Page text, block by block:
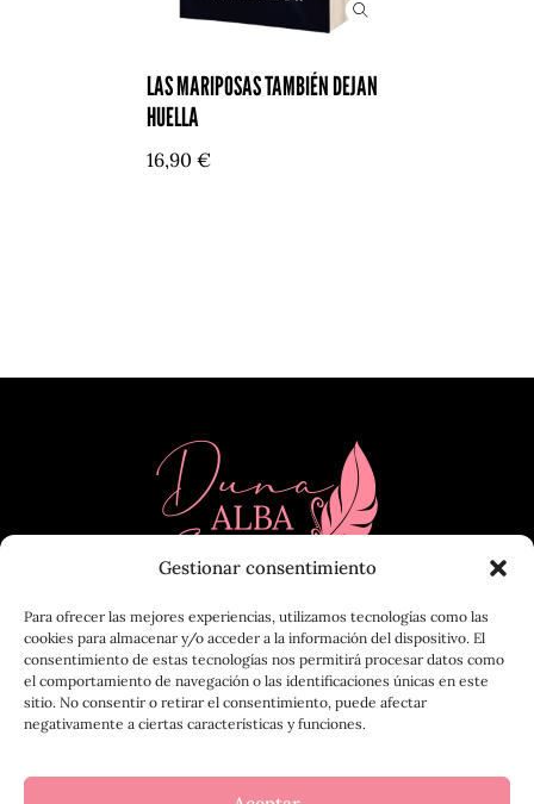
Gestionar consentimiento
Para ofrecer las mejores experiencias, utilizamos tecnologías como las
cookies para almacenar y/o acceder a la información del dispositivo. El
consentimiento de estas tecnologías nos permitirá procesar datos como
el comportamiento de navegación o las identificaciones únicas en este
sitio. No consentir o retirar el consentimiento, puede afectar
negativamente a ciertas características y funciones.
LAS MARIPOSAS TAMBIÉN DEJAN
HUELLA
16,90€